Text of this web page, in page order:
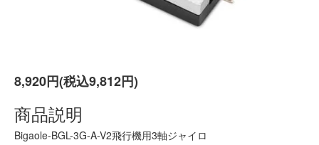
8,920円(税込9,812円)
商品説明
Bigaole-BGL-3G-A-V2飛行機用3軸ジャイロ